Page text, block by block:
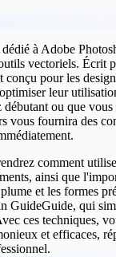
à Adobe
vectoriels. Écrit
conçu pour les
leur
débutant ou que
vous fournira des
comment
ainsi que
et les formes
GuideGuide, qui
ces techniques,
et efficaces,